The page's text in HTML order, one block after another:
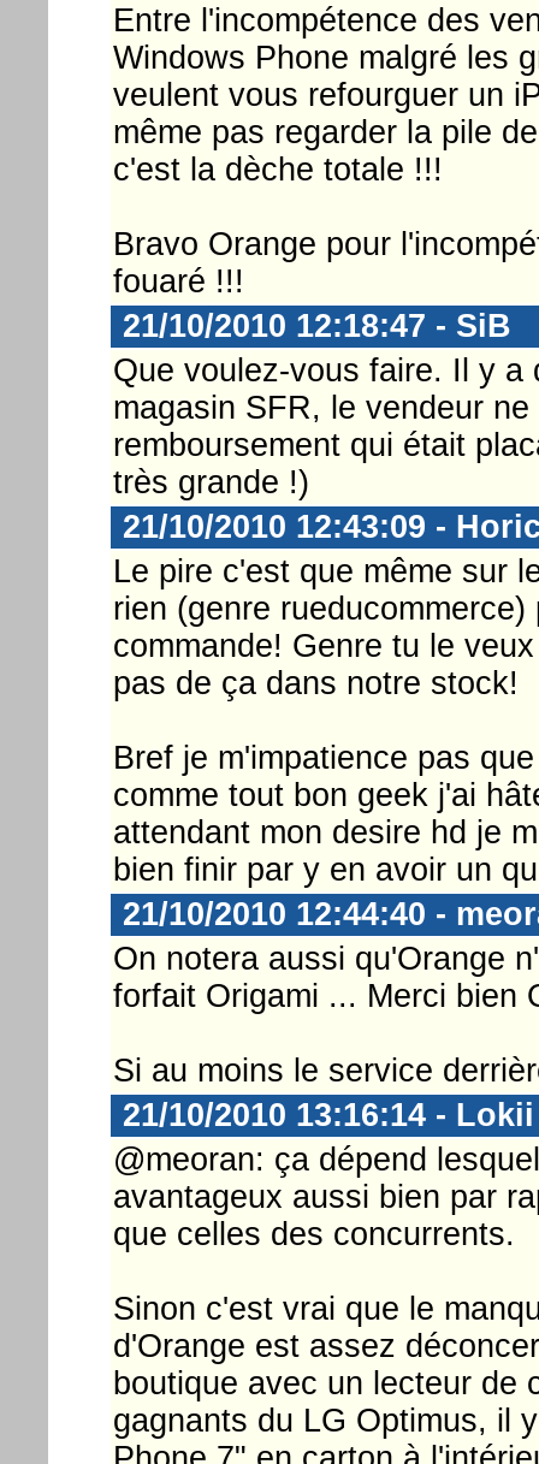
Entre l'incompétence des
Windows Phone malgré les
veulent vous refourguer un
même pas regarder la pile
c'est la dèche totale !!!
Bravo Orange pour
fouaré !!!
21/10/2010 12:18:47 - SiB
Que voulez-vous faire. Il y a
magasin SFR, le vendeur
remboursement qui était
très grande !)
21/10/2010 12:43:09 -
Le pire c'est que même sur
rien (genre
commande! Genre tu le
pas de ça dans notre stock!
Bref je m'impatience pas
comme tout bon geek j'ai
attendant mon desire hd je
bien finir par y en avoir un
21/10/2010 12:44:40 -
On notera aussi qu'Orange
forfait Origami ... Merci bien
Si au moins le service
21/10/2010 13:16:14 - Lokii
@meoran: ça dépend
avantageux aussi bien par
que celles des concurrents.
Sinon c'est vrai que le
d'Orange est assez
boutique avec un lecteur de
gagnants du LG Optimus, il